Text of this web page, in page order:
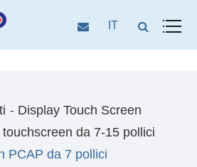
IT
Display Touch Screen
da 7-15 pollici
PCAP da 7 pollici